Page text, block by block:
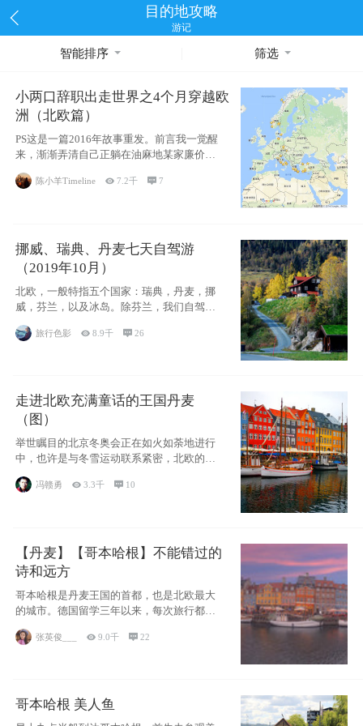
目的地攻略
游记
智能排序 筛选
小两口辞职出走世界之4个月穿越欧
洲（北欧篇）
PS这是一篇2016年故事重发。前言我一觉醒
来，渐渐弄清自己正躺在油麻地某家廉价宾
馆
陈小羊Timeline 7.2千 7
挪威、瑞典、丹麦七天自驾游
（2019年10月）
北欧，一般特指五个国家：瑞典，丹麦，挪
威，芬兰，以及冰岛。除芬兰，我们自驾游
旅行色影 8.9千 26
走进北欧充满童话的王国丹麦
（图）
举世瞩目的北京冬奥会正在如火如荼地进行
中，也许是与冬雪运动联系紧密，北欧的一
些国家因
冯赣勇 3.3千  10
【丹麦】【哥本哈根】不能错过的
诗和远方
哥本哈根是丹麦王国的首都，也是北欧最大
的城市。德国留学三年以来，每次旅行都是
张英俊___ 9.0千 22
哥本哈根 美人鱼